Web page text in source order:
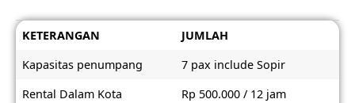
KETERANGAN
JUMLAH
Kapasitas penumpang
7 pax include Sopir
Rental Dalam Kota
Rp 500.000 / 12 jam